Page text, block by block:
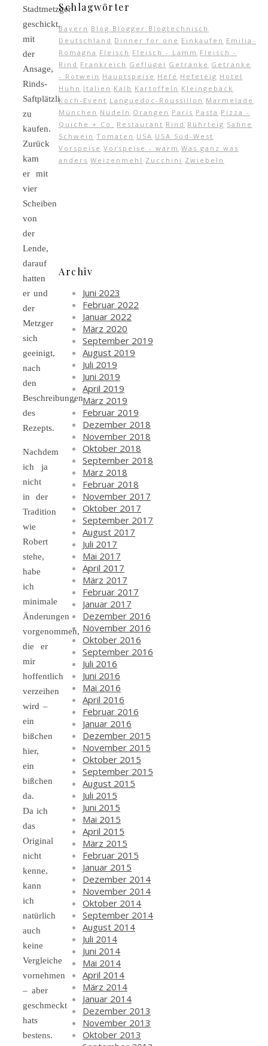
Stadtmetzger
geschickt,
mit
der
Ansage,
Rinds-
Saftplätzli
zu
kaufen.
Zurück
kam
er mit
vier
Scheiben
von
der
Lende,
darauf
hatten
er und
der
Metzger
sich
geeinigt,
nach
den
Beschreibungen
des
Rezepts.
Nachdem
ich ja
nicht
in der
Tradition
wie
Robert
stehe,
habe
ich
minimale
Änderungen
vorgenommen,
die er
mir
hoffentlich
verzeihen
wird –
ein
bißchen
hier,
ein
bißchen
da.
Da ich
das
Original
nicht
kenne,
kann
ich
natürlich
auch
keine
Vergleiche
vornehmen
– aber
geschmeckt
hats
bestens.
Schlagwörter
Bayern Blog Blogger Blogtechnisch
Deutschland Dinner for one Einkaufen Emilia-
Romagna Fleisch Fleisch - Lamm Fleisch -
Rind Frankreich Geflügel Getränke Getränke
- Rotwein Hauptspeise Hefe Hefeteig Hotel
Huhn Italien Kalb Kartoffeln Kleingebäck
Koch-Event Languedoc-Roussillon Marmelade
München Nudeln Orangen Paris Pasta Pizza -
Quiche + Co.
Restaurant Rind Rührteig Sahne
Schwein Tomaten USA USA Süd-West
Vorspeise Vorspeise - warm Was ganz was
anders Weizenmehl Zucchini Zwiebeln
Archiv
Juni 2023
Februar 2022
Januar 2022
März 2020
September 2019
August 2019
Juli 2019
Juni 2019
April 2019
März 2019
Februar 2019
Dezember 2018
November 2018
Oktober 2018
September 2018
März 2018
Februar 2018
November 2017
Oktober 2017
September 2017
August 2017
Juli 2017
Mai 2017
April 2017
März 2017
Februar 2017
Januar 2017
Dezember 2016
November 2016
Oktober 2016
September 2016
Juli 2016
Juni 2016
Mai 2016
April 2016
Februar 2016
Januar 2016
Dezember 2015
November 2015
Oktober 2015
September 2015
August 2015
Juli 2015
Juni 2015
Mai 2015
April 2015
März 2015
Februar 2015
Januar 2015
Dezember 2014
November 2014
Oktober 2014
September 2014
August 2014
Juli 2014
Juni 2014
Mai 2014
April 2014
März 2014
Januar 2014
Dezember 2013
November 2013
Oktober 2013